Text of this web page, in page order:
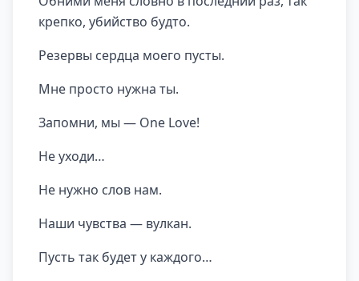
крепко, убийство будто.
Резервы сердца моего пусты.
Мне просто нужна ты.
Запомни, мы — One Love!
Не уходи…
Не нужно слов нам.
Наши чувства — вулкан.
Пусть так будет у каждого…